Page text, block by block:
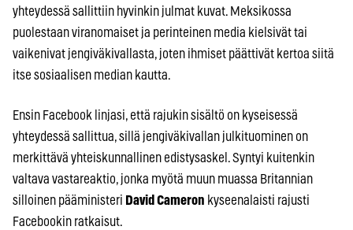
yhteydessä sallittiin hyvinkin julmat kuvat. Meksikossa
puolestaan viranomaiset ja perinteinen media kielsivät tai
vaikenivat jengiväkivallasta, joten ihmiset päättivät kertoa siitä
itse sosiaalisen median kautta.
Ensin Facebook linjasi, että rajukin sisältö on kyseisessä
yhteydessä sallittua, sillä jengiväkivallan julkituominen on
merkittävä yhteiskunnallinen edistysaskel. Syntyi kuitenkin
valtava vastareaktio, jonka myötä muun muassa Britannian
silloinen pääministeri David Cameron kyseenalaisti rajusti
Facebookin ratkaisut.